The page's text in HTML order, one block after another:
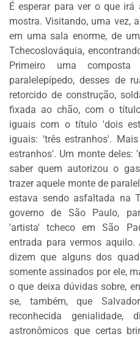
DO
MIGALHEIRO
CADASTRE-
SE
FALE
CONOSCO
APOIADORES
FOMENTADORES
É esperar para ver o que irá
mostra. Visitando, uma vez,
em uma sala enorme, de
Tchecoslováquia,
Primeiro uma
paralelepípedo, desses de
retorcido de construção,
fixada ao chão, com o
iguais com o título 'dois
iguais: 'três estranhos'.
estranhos'. Um monte deles:
saber quem autorizou o
trazer aquele monte de
estava sendo asfaltada na
governo de São Paulo,
'artista' tchecoem São
entrada para vermos
dizem que alguns dos
somente assinados por ele,
o que deixa dúvidas sobre,
se, também, que
reconhecida genialidade,
astronômicos que certas